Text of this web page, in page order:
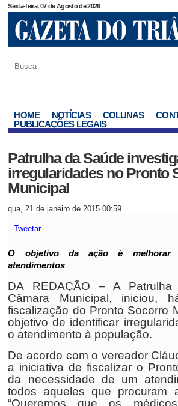
Sexta-feira, 07 de Agosto de 2026
HOME NOTÍCIAS COLUNAS
PUBLICAÇÕES LEGAIS
Patrulha da Saúde
irregularidades no Pronto
Municipal
qua, 21 de janeiro de 2015 00:59
Tweetar
O objetivo da ação é melhorar
atendimentos
DA REDAÇÃO – A
Câmara Municipal, iniciou,
fiscalização do Pronto Socorro
objetivo de identificar
o atendimento à população.
De acordo com o vereador
a iniciativa de fiscalizar o
da necessidade de um
todos aqueles que procuram
“Queremos que os